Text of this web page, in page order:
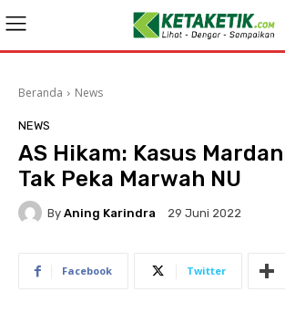
Beranda News
NEWS
AS Hikam: Kasus
Tak Peka Marwah NU
By Aning Karindra 29 Juni 2022
Facebook Twitter